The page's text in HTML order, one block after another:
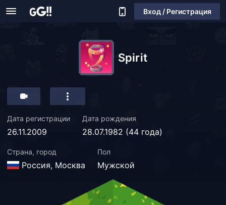
Вход / Регистрация
Spirit
Дата регистрации
26.11.2009
Дата рождения
28.07.1982 (44 года)
Страна, город
Россия, Москва
Пол
Мужской